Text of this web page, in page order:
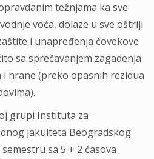
težnjama ka sve
voća, dolaze u sve oštriji
i unapređenja čovekove
sa sprečavanjem zagadenja
i hrane (preko opasnih rezidua
grupi Instituta za
jakulteta Beogradskog
sa 5 + 2 ćasova